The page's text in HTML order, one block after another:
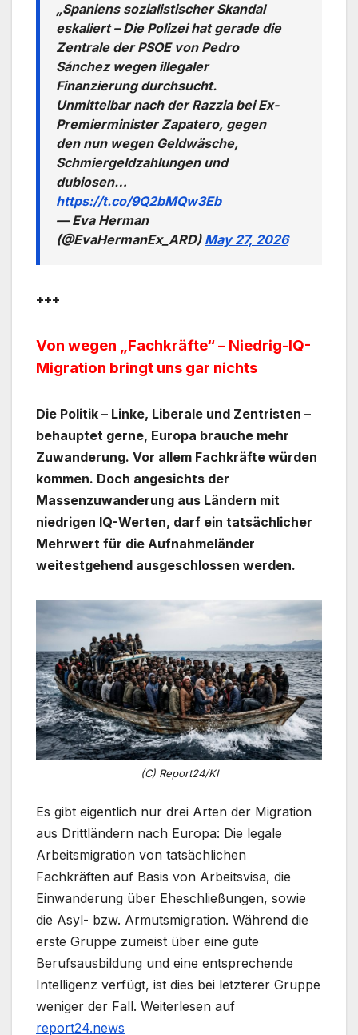
„Spaniens sozialistischer Skandal
eskaliert – Die Polizei hat gerade die
Zentrale der PSOE von Pedro
Sánchez wegen illegaler
Finanzierung durchsucht.
Unmittelbar nach der Razzia bei Ex-
Premierminister Zapatero, gegen
den nun wegen Geldwäsche,
Schmiergeldzahlungen und
dubiosen…
https://t.co/9Q2bMQw3Eb
— Eva Herman
(@EvaHermanEx_ARD) May 27, 2026
+++
Von wegen „Fachkräfte“ – Niedrig-IQ-
Migration bringt uns gar nichts
Die Politik – Linke, Liberale und Zentristen –
behauptet gerne, Europa brauche mehr
Zuwanderung. Vor allem Fachkräfte würden
kommen. Doch angesichts der
Massenzuwanderung aus Ländern mit
niedrigen IQ-Werten, darf ein tatsächlicher
Mehrwert für die Aufnahmeländer
weitestgehend ausgeschlossen werden.
(C) Report24/KI
Es gibt eigentlich nur drei Arten der Migration
aus Drittländern nach Europa: Die legale
Arbeitsmigration von tatsächlichen
Fachkräften auf Basis von Arbeitsvisa, die
Einwanderung über Eheschließungen, sowie
die Asyl- bzw. Armutsmigration. Während die
erste Gruppe zumeist über eine gute
Berufsausbildung und eine entsprechende
Intelligenz verfügt, ist dies bei letzterer Gruppe
weniger der Fall. Weiterlesen auf
report24.news